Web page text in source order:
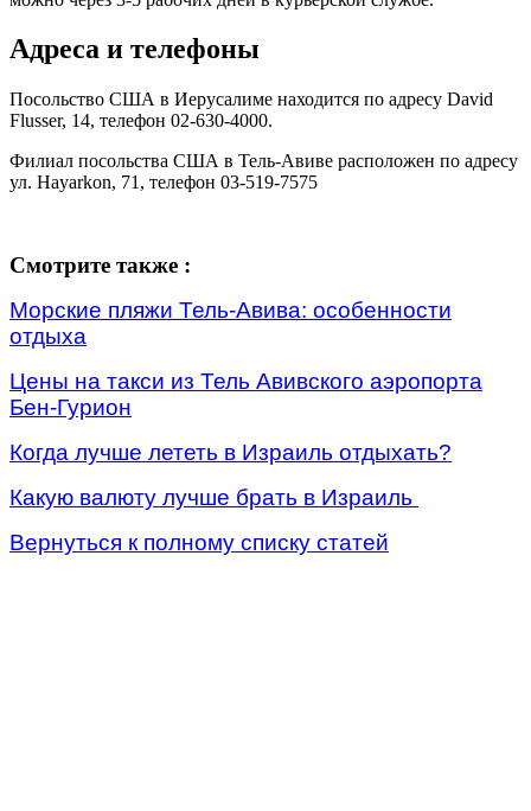
Адреса и телефоны
Посольство США в Иерусалиме находится по адресу David
Flusser, 14, телефон 02-630-4000.
Филиал посольства США в Тель-Авиве расположен по адресу
ул. Hayarkon, 71, телефон 03-519-7575
Смотрите также :
Морские пляжи Тель-Авива: особенности
отдыха
Цены на такси из Тель Авивского аэропорта
Бен-Гурион
Когда лучше лететь в Израиль отдыхать?
Какую валюту лучше брать в Израиль
Вернуться к полному списку статей